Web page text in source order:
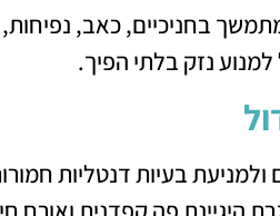
בחניכיים, כאב, נפיחות,
למנוע נזק בלתי הפיך.
ולמניעת בעיות דנטליות